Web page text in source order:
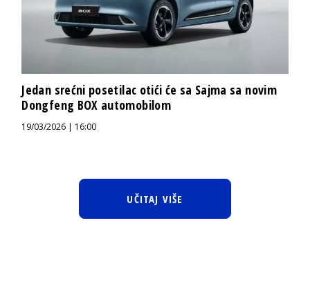
Jedan srećni posetilac otići će sa Sajma sa novim
Dongfeng BOX automobilom
19/03/2026 | 16:00
UČITAJ VIŠE